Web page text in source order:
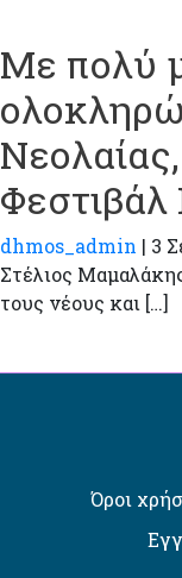
Με πολύ
dhmos_admin | 3
Στέλιος
τους νέους και […]
Όροι